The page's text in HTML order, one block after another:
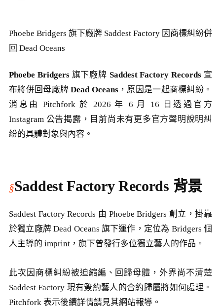
Phoebe Bridgers 旗下廠牌 Saddest Factory 因商標糾紛併
回 Dead Oceans
Phoebe Bridgers旗下廠牌 Saddest Factory Records 宣
布將併回母廠牌Dead Oceans，原因是一起商標糾紛。
消息由 Pitchfork 於 2026 年 6 月 16 日透過官方
Instagram 公告揭露，目前尚未有更多官方聲明說明糾
紛的具體對象與內容。
Saddest Factory Records 背景
Saddest Factory Records 由 Phoebe Bridgers 創立，掛靠
於獨立廠牌 Dead Oceans 旗下運作，定位為 Bridgers 個
人主導的 imprint，旗下曾發行多位獨立藝人的作品。
此次因商標糾紛被迫縮編、回歸母體，外界尚不清楚
Saddest Factory 現有簽約藝人的合約歸屬將如何處理。
Pitchfork 表示後續詳情請見其網站報導。